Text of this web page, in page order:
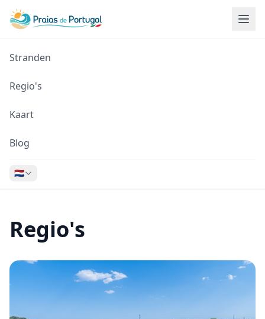
Stranden
Regio's
Kaart
Blog
🇳🇱
Regio's